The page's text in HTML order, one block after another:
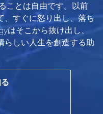
ことは自由です。以前
、すぐに怒り出し、落ち
はそこから抜け出し、
らしい人生を創造する助